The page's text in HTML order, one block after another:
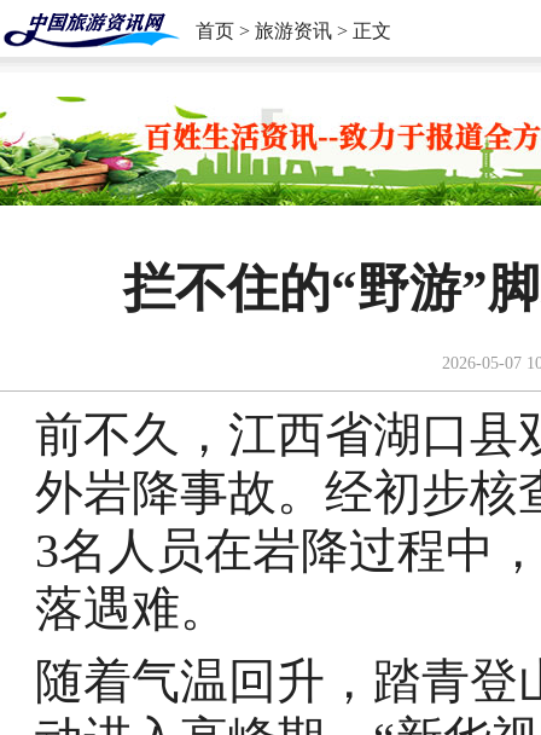
首页 > 旅游资讯 > 正文
拦不住的“野游”
2026-05-07
前不久，江西省湖口县
外岩降事故。经初步核
3名人员在岩降过程中
落遇难。
随着气温回升，踏青